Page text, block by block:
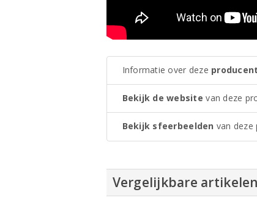
Informatie over deze
Bekijk de website van deze
Bekijk sfeerbeelden van deze
Vergelijkbare artikelen